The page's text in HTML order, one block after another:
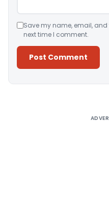
Save my name, email,
next time I comment.